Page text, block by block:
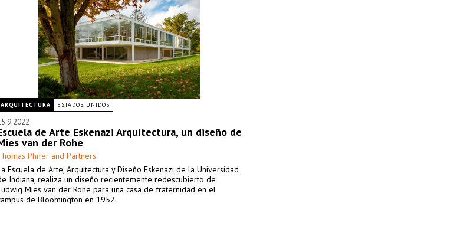
ARQUITECTURA ESTADOS UNIDOS
de Arte Eskenazi Arquitectura, un diseño de
van der Rohe
Phifer and Partners
Escuela de Arte, Arquitectura y Diseño Eskenazi de la Universidad
Indiana, realiza un diseño recientemente redescubierto de
Mies van der Rohe para una casa de fraternidad en el
de Bloomington en 1952.